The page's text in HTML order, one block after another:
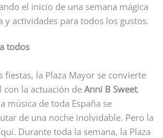
el inicio de una semana mágica
y actividades para todos los gustos.
todos
fiestas, la Plaza Mayor se convierte
con la actuación de Anni B Sweet.
música de toda España se
de una noche inolvidable. Pero la
Durante toda la semana, la Plaza